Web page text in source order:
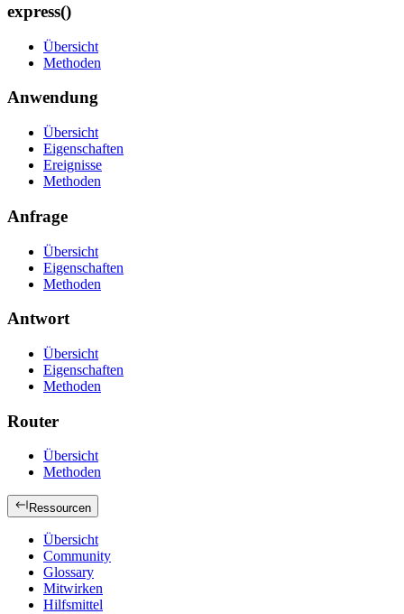
express()
Übersicht
Methoden
Anwendung
Übersicht
Eigenschaften
Ereignisse
Methoden
Anfrage
Übersicht
Eigenschaften
Methoden
Antwort
Übersicht
Eigenschaften
Methoden
Router
Übersicht
Methoden
Ressourcen
Übersicht
Community
Glossary
Mitwirken
Hilfsmittel